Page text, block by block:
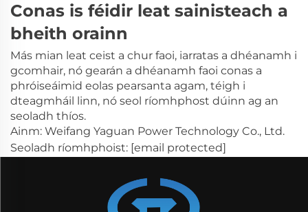
Conas is féidir leat sainisteach a
bheith orainn
Más mian leat ceist a chur faoi, iarratas a dhéanamh i
gcomhair, nó gearán a dhéanamh faoi conas a
phróiseáimid eolas pearsanta agam, téigh i
dteagmháil linn, nó seol ríomhphost dúinn ag an
seoladh thíos.
Ainm: Weifang Yaguan Power Technology Co., Ltd.
Seoladh ríomhphoist: [email protected]